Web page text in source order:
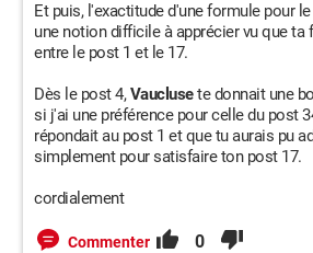
Et puis, l'exactitude d'une formule pour
une notion difficile à apprécier vu que ta
entre le post 1 et le 17.
Dès le post 4,Vauclusete donnait une
si j'ai une préférence pour celle du post
répondait au post 1 et que tu aurais pu
simplement pour satisfaire ton post 17.
cordialement
Commenter 0